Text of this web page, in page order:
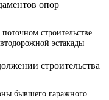
строительстве
эстакады
бывшего гаражного